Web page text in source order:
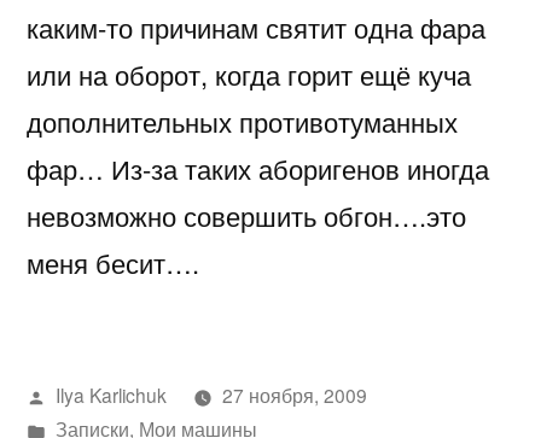
каким-то причинам святит одна фара
или на оборот, когда горит ещё куча
дополнительных противотуманных
фар… Из-за таких аборигенов иногда
невозможно совершить обгон….это
меня бесит….
Написано
автором
Ilya Karlichuk
27 ноября, 2009
Написано
Записки, Мои машины